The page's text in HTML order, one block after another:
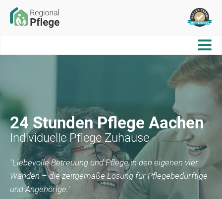
24 Stunden Pflege Aachen
Individuelle Pflege Zuhause
"Liebevolle Betreuung und Pflege in den eigenen vier
Wänden – die zeitgemäße Lösung für Pflegebedürftige
und Angehörige."